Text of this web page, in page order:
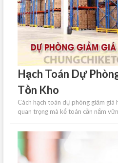
Hạch Toán Dự
Tồn Kho
Cách hạch toán dự phòng giảm giá
quan trọng mà kế toán cần nắm